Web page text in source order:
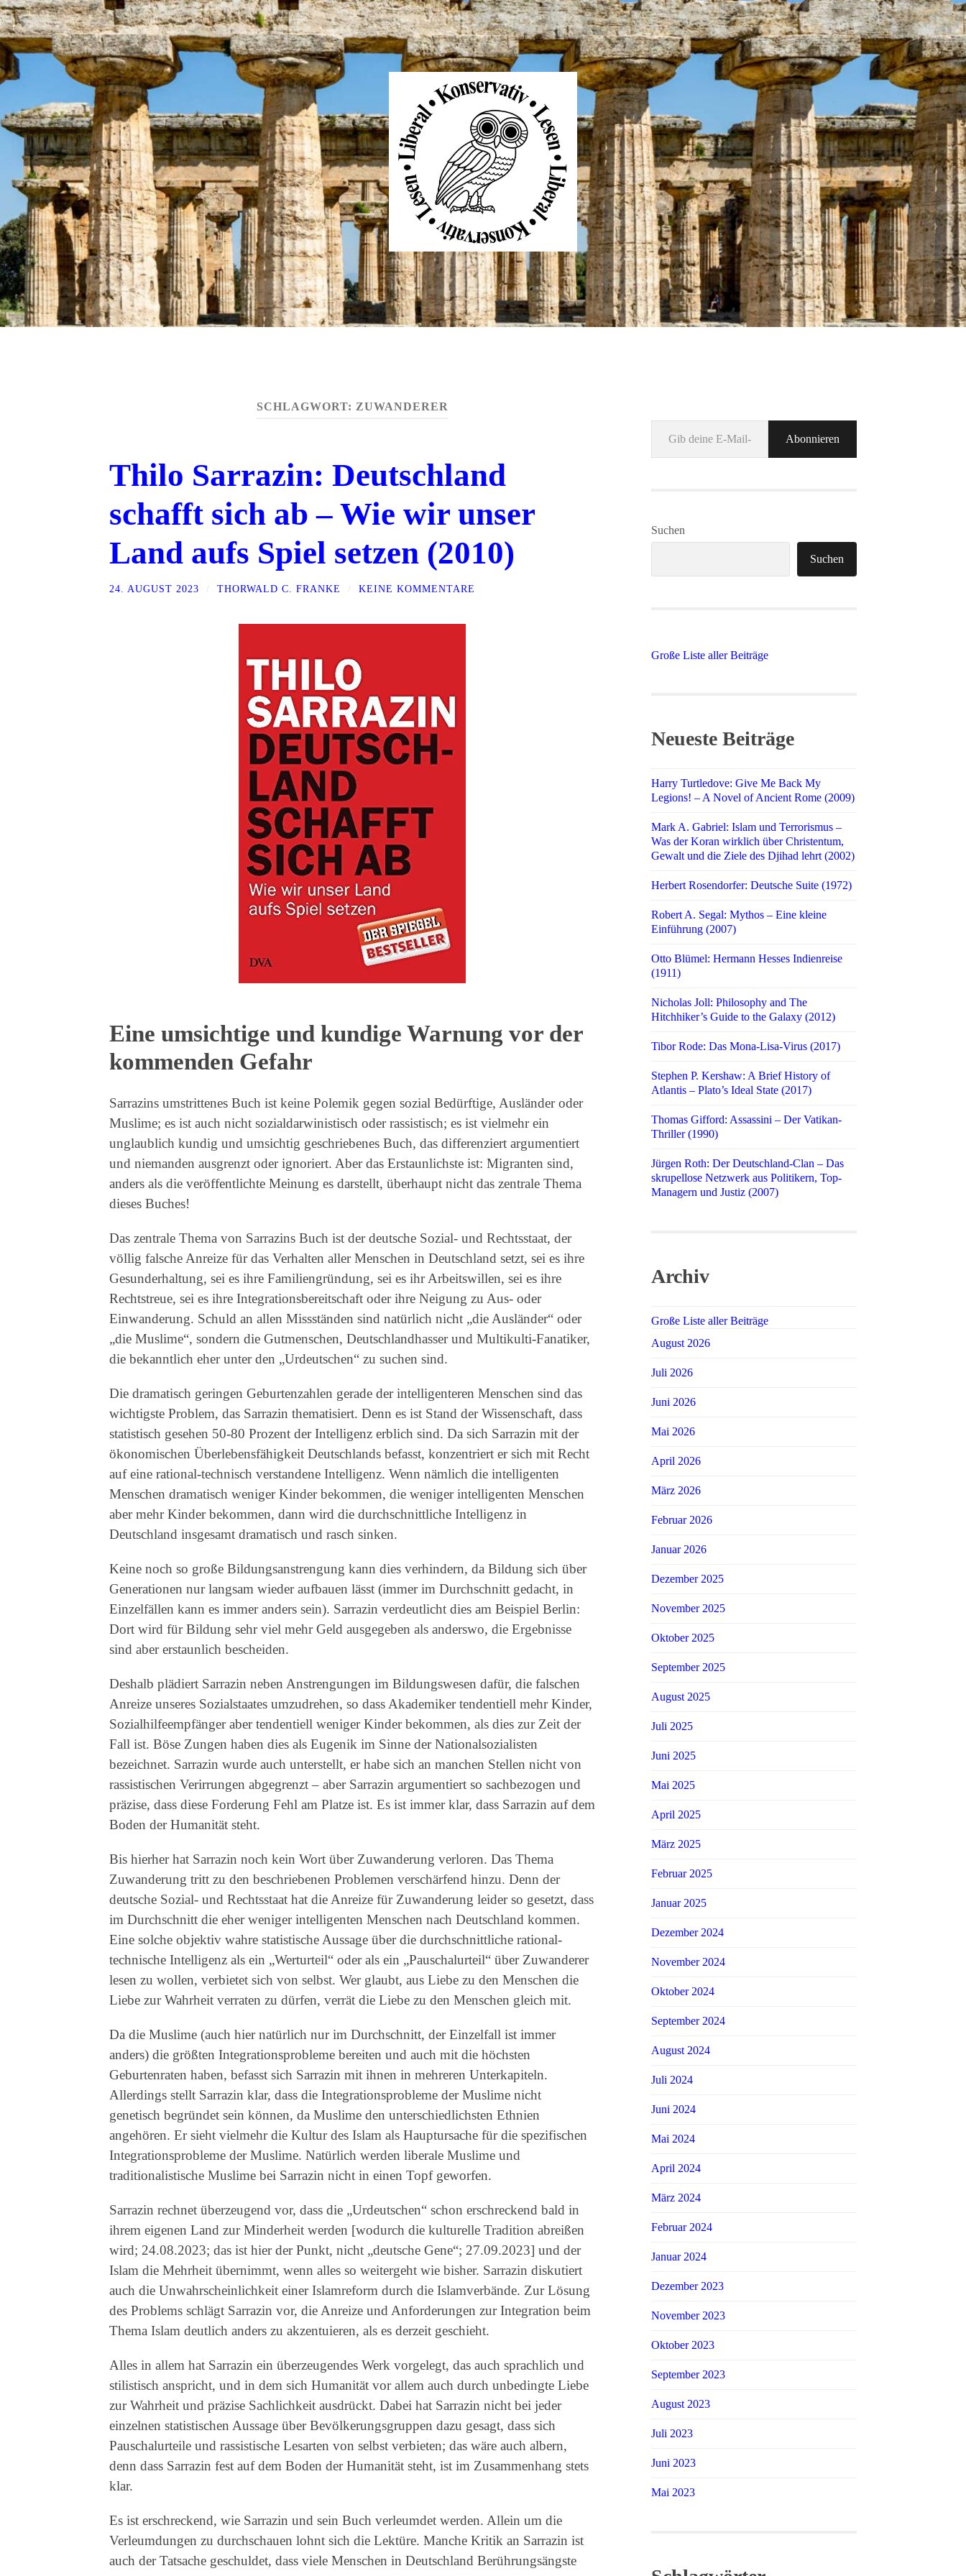
Liberal
Konservativ
Lesen
SCHLAGWORT: ZUWANDERER
Thilo Sarrazin: Deutschland
schafft sich ab – Wie wir unser
Land aufs Spiel setzen (2010)
24. AUGUST 2023 THORWALD C. FRANKE KEINE KOMMENTARE
Eine umsichtige und kundige Warnung vor der
kommenden Gefahr
Sarrazins umstrittenes Buch ist keine Polemik gegen sozial Bedürftige, Ausländer oder
Muslime; es ist auch nicht sozialdarwinistisch oder rassistisch; es ist vielmehr ein
unglaublich kundig und umsichtig geschriebenes Buch, das differenziert argumentiert
und niemanden ausgrenzt oder ignoriert. Aber das Erstaunlichste ist: Migranten sind,
anders als die veröffentlichte Meinung es darstellt, überhaupt nicht das zentrale Thema
dieses Buches!
Das zentrale Thema von Sarrazins Buch ist der deutsche Sozial- und Rechtsstaat, der
völlig falsche Anreize für das Verhalten aller Menschen in Deutschland setzt, sei es ihre
Gesunderhaltung, sei es ihre Familiengründung, sei es ihr Arbeitswillen, sei es ihre
Rechtstreue, sei es ihre Integrationsbereitschaft oder ihre Neigung zu Aus- oder
Einwanderung. Schuld an allen Missständen sind natürlich nicht „die Ausländer“ oder
„die Muslime“, sondern die Gutmenschen, Deutschlandhasser und Multikulti-Fanatiker,
die bekanntlich eher unter den „Urdeutschen“ zu suchen sind.
Die dramatisch geringen Geburtenzahlen gerade der intelligenteren Menschen sind das
wichtigste Problem, das Sarrazin thematisiert. Denn es ist Stand der Wissenschaft, dass
statistisch gesehen 50-80 Prozent der Intelligenz erblich sind. Da sich Sarrazin mit der
ökonomischen Überlebensfähigkeit Deutschlands befasst, konzentriert er sich mit Recht
auf eine rational-technisch verstandene Intelligenz. Wenn nämlich die intelligenten
Menschen dramatisch weniger Kinder bekommen, die weniger intelligenten Menschen
aber mehr Kinder bekommen, dann wird die durchschnittliche Intelligenz in
Deutschland insgesamt dramatisch und rasch sinken.
Keine noch so große Bildungsanstrengung kann dies verhindern, da Bildung sich über
Generationen nur langsam wieder aufbauen lässt (immer im Durchschnitt gedacht, in
Einzelfällen kann es immer anders sein). Sarrazin verdeutlicht dies am Beispiel Berlin:
Dort wird für Bildung sehr viel mehr Geld ausgegeben als anderswo, die Ergebnisse
sind aber erstaunlich bescheiden.
Deshalb plädiert Sarrazin neben Anstrengungen im Bildungswesen dafür, die falschen
Anreize unseres Sozialstaates umzudrehen, so dass Akademiker tendentiell mehr Kinder,
Sozialhilfeempfänger aber tendentiell weniger Kinder bekommen, als dies zur Zeit der
Fall ist. Böse Zungen haben dies als Eugenik im Sinne der Nationalsozialisten
bezeichnet. Sarrazin wurde auch unterstellt, er habe sich an manchen Stellen nicht von
rassistischen Verirrungen abgegrenzt – aber Sarrazin argumentiert so sachbezogen und
präzise, dass diese Forderung Fehl am Platze ist. Es ist immer klar, dass Sarrazin auf dem
Boden der Humanität steht.
Bis hierher hat Sarrazin noch kein Wort über Zuwanderung verloren. Das Thema
Zuwanderung tritt zu den beschriebenen Problemen verschärfend hinzu. Denn der
deutsche Sozial- und Rechtsstaat hat die Anreize für Zuwanderung leider so gesetzt, dass
im Durchschnitt die eher weniger intelligenten Menschen nach Deutschland kommen.
Eine solche objektiv wahre statistische Aussage über die durchschnittliche rational-
technische Intelligenz als ein „Werturteil“ oder als ein „Pauschalurteil“ über Zuwanderer
lesen zu wollen, verbietet sich von selbst. Wer glaubt, aus Liebe zu den Menschen die
Liebe zur Wahrheit verraten zu dürfen, verrät die Liebe zu den Menschen gleich mit.
Da die Muslime (auch hier natürlich nur im Durchschnitt, der Einzelfall ist immer
anders) die größten Integrationsprobleme bereiten und auch mit die höchsten
Geburtenraten haben, befasst sich Sarrazin mit ihnen in mehreren Unterkapiteln.
Allerdings stellt Sarrazin klar, dass die Integrationsprobleme der Muslime nicht
genetisch begründet sein können, da Muslime den unterschiedlichsten Ethnien
angehören. Er sieht vielmehr die Kultur des Islam als Hauptursache für die spezifischen
Integrationsprobleme der Muslime. Natürlich werden liberale Muslime und
traditionalistische Muslime bei Sarrazin nicht in einen Topf geworfen.
Sarrazin rechnet überzeugend vor, dass die „Urdeutschen“ schon erschreckend bald in
ihrem eigenen Land zur Minderheit werden [wodurch die kulturelle Tradition abreißen
wird; 24.08.2023; das ist hier der Punkt, nicht „deutsche Gene“; 27.09.2023] und der
Islam die Mehrheit übernimmt, wenn alles so weitergeht wie bisher. Sarrazin diskutiert
auch die Unwahrscheinlichkeit einer Islamreform durch die Islamverbände. Zur Lösung
des Problems schlägt Sarrazin vor, die Anreize und Anforderungen zur Integration beim
Thema Islam deutlich anders zu akzentuieren, als es derzeit geschieht.
Alles in allem hat Sarrazin ein überzeugendes Werk vorgelegt, das auch sprachlich und
stilistisch anspricht, und in dem sich Humanität vor allem auch durch unbedingte Liebe
zur Wahrheit und präzise Sachlichkeit ausdrückt. Dabei hat Sarrazin nicht bei jeder
einzelnen statistischen Aussage über Bevölkerungsgruppen dazu gesagt, dass sich
Pauschalurteile und rassistische Lesarten von selbst verbieten; das wäre auch albern,
denn dass Sarrazin fest auf dem Boden der Humanität steht, ist im Zusammenhang stets
klar.
Es ist erschreckend, wie Sarrazin und sein Buch verleumdet werden. Allein um die
Verleumdungen zu durchschauen lohnt sich die Lektüre. Manche Kritik an Sarrazin ist
auch der Tatsache geschuldet, dass viele Menschen in Deutschland Berührungsängste
Gib deine E-Mail-Adresse ein ...
Abonnieren
Suchen
Suchen
Große Liste aller Beiträge
Neueste Beiträge
Harry Turtledove: Give Me Back My
Legions! – A Novel of Ancient Rome (2009)
Mark A. Gabriel: Islam und Terrorismus –
Was der Koran wirklich über Christentum,
Gewalt und die Ziele des Djihad lehrt (2002)
Herbert Rosendorfer: Deutsche Suite (1972)
Robert A. Segal: Mythos – Eine kleine
Einführung (2007)
Otto Blümel: Hermann Hesses Indienreise
(1911)
Nicholas Joll: Philosophy and The
Hitchhiker’s Guide to the Galaxy (2012)
Tibor Rode: Das Mona-Lisa-Virus (2017)
Stephen P. Kershaw: A Brief History of
Atlantis – Plato’s Ideal State (2017)
Thomas Gifford: Assassini – Der Vatikan-
Thriller (1990)
Jürgen Roth: Der Deutschland-Clan – Das
skrupellose Netzwerk aus Politikern, Top-
Managern und Justiz (2007)
Archiv
Große Liste aller Beiträge
August 2026
Juli 2026
Juni 2026
Mai 2026
April 2026
März 2026
Februar 2026
Januar 2026
Dezember 2025
November 2025
Oktober 2025
September 2025
August 2025
Juli 2025
Juni 2025
Mai 2025
April 2025
März 2025
Februar 2025
Januar 2025
Dezember 2024
November 2024
Oktober 2024
September 2024
August 2024
Juli 2024
Juni 2024
Mai 2024
April 2024
März 2024
Februar 2024
Januar 2024
Dezember 2023
November 2023
Oktober 2023
September 2023
August 2023
Juli 2023
Juni 2023
Mai 2023